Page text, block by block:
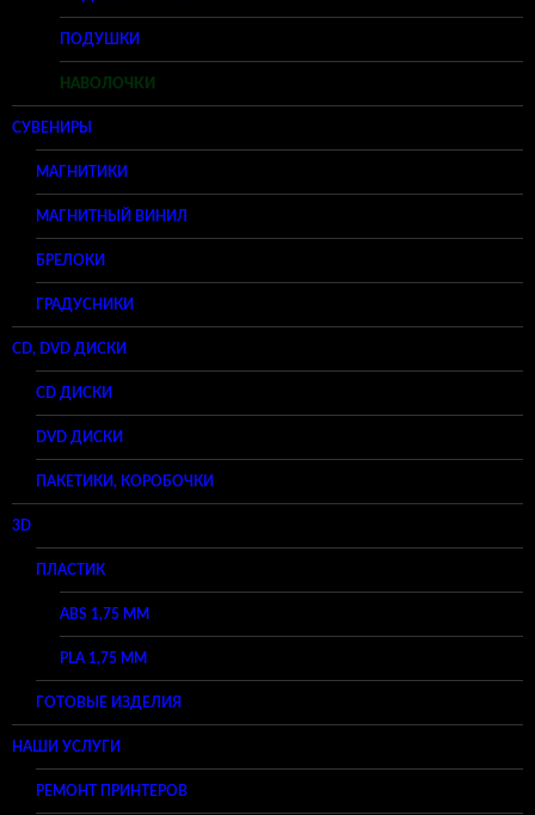
ПОДУШКИ
НАВОЛОЧКИ
СУВЕНИРЫ
МАГНИТИКИ
МАГНИТНЫЙ ВИНИЛ
БРЕЛОКИ
ГРАДУСНИКИ
CD, DVD ДИСКИ
CD ДИСКИ
DVD ДИСКИ
ПАКЕТИКИ, КОРОБОЧКИ
3D
ПЛАСТИК
ABS 1,75 ММ
PLA 1,75 ММ
ГОТОВЫЕ ИЗДЕЛИЯ
НАШИ УСЛУГИ
РЕМОНТ ПРИНТЕРОВ